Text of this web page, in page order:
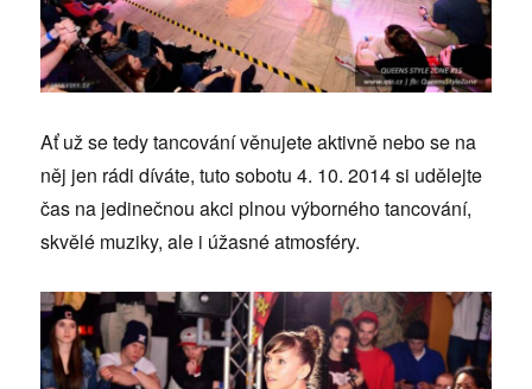
Ať už se tedy tancování věnujete aktivně nebo se na
něj jen rádi díváte, tuto sobotu 4. 10. 2014 si udělejte
čas na jedinečnou akci plnou výborného tancování,
skvělé muziky, ale i úžasné atmosféry.